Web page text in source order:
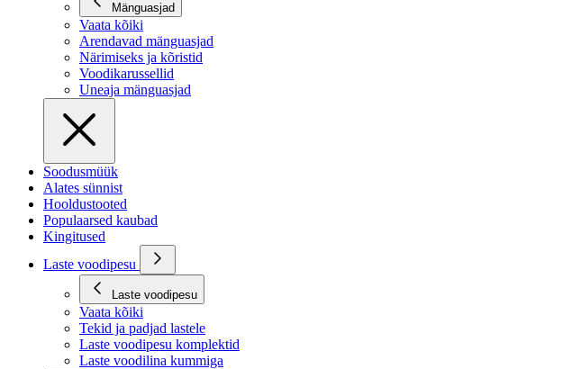
Mänguasjad
Vaata kõiki
Arendavad mänguasjad
Närimiseks ja kõristid
Voodikarussellid
Uneaja mänguasjad
Soodusmüük
Alates sünnist
Hooldustooted
Populaarsed kaubad
Kingitused
Laste voodipesu
Laste voodipesu
Vaata kõiki
Tekid ja padjad lastele
Laste voodipesu komplektid
Laste voodilina kummiga